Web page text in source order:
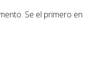
Se el primero en